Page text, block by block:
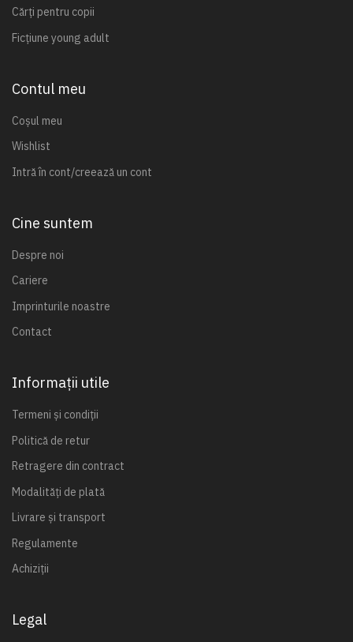
Cărți pentru copii
Ficțiune young adult
Contul meu
Coșul meu
Wishlist
Intră în cont/creează un cont
Cine suntem
Despre noi
Cariere
Imprinturile noastre
Contact
Informații utile
Termeni și condiții
Politică de retur
Retragere din contract
Modalități de plată
Livrare și transport
Regulamente
Achiziții
Legal